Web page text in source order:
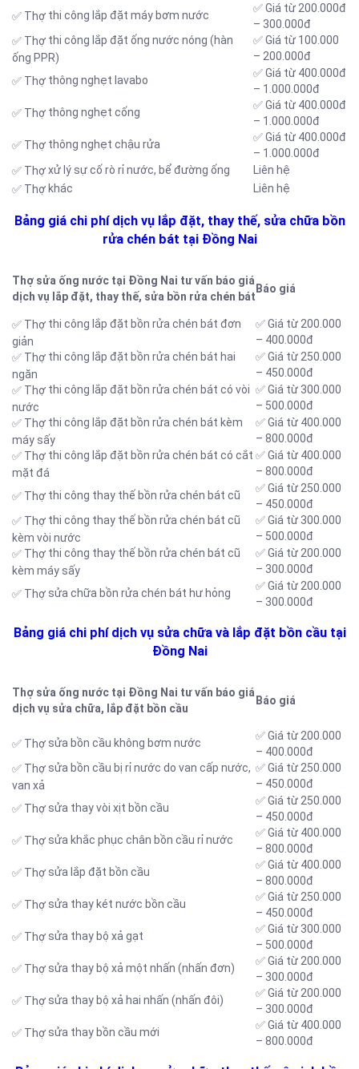
✅ Thợ thi công lắp đặt máy bơm nước
✅ Giá từ 200.000đ
– 300.000đ
✅ Thợ thi công lắp đặt ống nước nóng (hàn
ống PPR)
✅ Giá từ 100.000
– 200.000đ
✅ Thợ thông nghẹt lavabo
✅ Giá từ 400.000đ
– 1.000.000đ
✅ Thợ thông nghẹt cống
✅ Giá từ 400.000đ
– 1.000.000đ
✅ Thợ thông nghẹt chậu rửa
✅ Giá từ 400.000đ
– 1.000.000đ
✅ Thợxử lý sự cố rò rỉ nước, bể đường ống
Liên hệ
✅ Thợ khác Liên hệ
Bảng giá chi phí dịch vụ lắp đặt, thay thế, sửa chữa bồn
rửa chén bát tại Đồng Nai
Thợ sửa ống nước tại Đồng Nai tư vấn báo giá
dịch vụ lắp đặt, thay thế, sửa bồn rửa chén bát
Báo giá
✅ Thợ thi công lắp đặt bồn rửa chén bát đơn
giản
✅ Giá từ 200.000
– 400.000đ
✅ Thợ thi công lắp đặt bồn rửa chén bát hai
ngăn
✅ Giá từ 250.000
– 450.000đ
✅ Thợ thi công lắp đặt bồn rửa chén bát có vòi
nước
✅ Giá từ 300.000
– 500.000đ
✅ Thợ thi công lắp đặt bồn rửa chén bát kèm
máy sấy
✅ Giá từ 400.000
– 800.000đ
✅ Thợ thi công lắp đặt bồn rửa chén bát có cắt
mặt đá
✅ Giá từ 400.000
– 800.000đ
✅ Thợ thi công thay thế bồn rửa chén bát cũ
✅ Giá từ 250.000
– 450.000đ
✅ Thợ thi công thay thế bồn rửa chén bát cũ
kèm vòi nước
✅ Giá từ 300.000
– 500.000đ
✅ Thợ thi công thay thế bồn rửa chén bát cũ
kèm máy sấy
✅ Giá từ 200.000
– 300.000đ
✅ Thợ sửa chữa bồn rửa chén bát hư hỏng
✅ Giá từ 200.000
– 300.000đ
Bảng giá chi phí dịch vụ sửa chữa và lắp đặt bồn cầu tại
Đồng Nai
Thợ sửa ống nước tại Đồng Nai tư vấn báo giá
dịch vụ sửa chữa, lắp đặt bồn cầu
Báo giá
✅ Thợ sửa bồn cầu không bơm nước
✅ Giá từ 200.000
– 400.000đ
✅ Thợ sửa bồn cầu bị rỉ nước do van cấp nước,
van xả
✅ Giá từ 250.000
– 450.000đ
✅ Thợ sửa thay vòi xịt bồn cầu
✅ Giá từ 250.000
– 450.000đ
✅ Thợ sửa khắc phục chân bồn cầu rỉ nước
✅ Giá từ 400.000
– 800.000đ
✅ Thợ sửa lắp đặt bồn cầu
✅ Giá từ 400.000
– 800.000đ
✅ Thợ sửa thay két nước bồn cầu
✅ Giá từ 250.000
– 450.000đ
✅ Thợ sửa thay bộ xả gạt
✅ Giá từ 300.000
– 500.000đ
✅ Thợ sửa thay bộ xả một nhấn (nhấn đơn)
✅ Giá từ 200.000
– 300.000đ
✅ Thợ sửa thay bộ xả hai nhấn (nhấn đôi)
✅ Giá từ 200.000
– 300.000đ
✅ Thợ sửa thay bồn cầu mới
✅ Giá từ 400.000
– 800.000đ